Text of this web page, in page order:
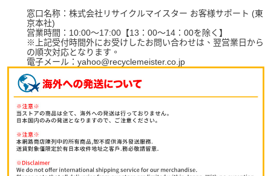
窓口名称：株式会社リサイクルマイスター お客様サポート (東
京本社)
営業時間：10:00～17:00【13：00～14：00を除く】
※上記受付時間外にお受けしたお問い合わせは、翌営業日から
の順次対応となります。
電子メール：yahoo@recyclemeister.co.jp